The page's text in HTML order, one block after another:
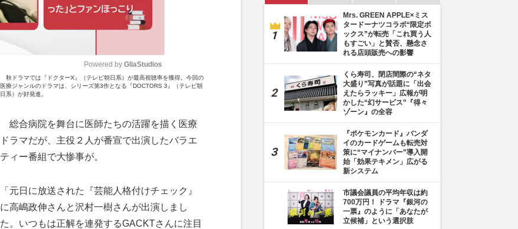
t
e
Powered by GliaStudios
秋ドラマでは『ドクターX』（テレビ朝日系）が最高視聴率を獲得。今回の
医療ジャンルのドラマは、シリーズ第3作となる『DOCTORS 3』（テレビ朝
日系）が好発進。
総合病院を舞台に医師たちの活躍を描く医療
ドラマだが、主役２人が番宣で出演したバラエ
ティー番組で大惨事が。
「元日に放送された『芸能人格付けチェック』
に高嶋政伸さんと沢村一樹さんが出演しまし
た。いつもは正解を連発するGACKTさんに注目
Mrs. GREEN APPLE×ミス
タードーナツコラボ“限定ボ
ックス”が転売「これ買う人
もすごい」と賛否、懸念さ
れる店頭販売への影響
くら寿司、閉店間際の“ネタ
大盛り”写真が話題に「出会
えたらラッキー」広報が明
かした“幻サービス”『得々
ゾーン』の全容
『ポケモンカード』バンダ
イのカードゲームも転売対
策に“マイナンバー”導入開
始「効果テキメン」広がる
新システム
市議会議員の平均年収は約
700万円！ ドラマ『銀河の
一票』のように「あなたが
立候補」という選択肢